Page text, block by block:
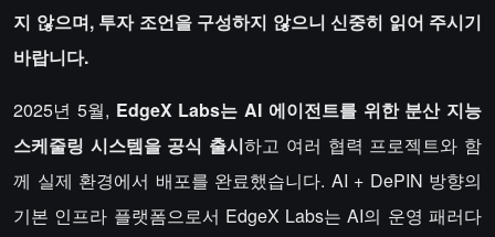
지 않으며, 투자 조언을 구성하지 않으니 신중히 읽어 주시기
바랍니다.
2025년 5월, EdgeX Labs는 AI 에이전트를 위한 분산 지능
스케줄링 시스템을 공식 출시하고 여러 협력 프로젝트와 함
께 실제 환경에서 배포를 완료했습니다. AI + DePIN 방향의
기본 인프라 플랫폼으로서 EdgeX Labs는 AI의 운영 패러다